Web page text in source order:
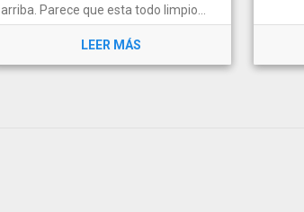
LEER MÁS
arriba. Parece que esta todo limpio...